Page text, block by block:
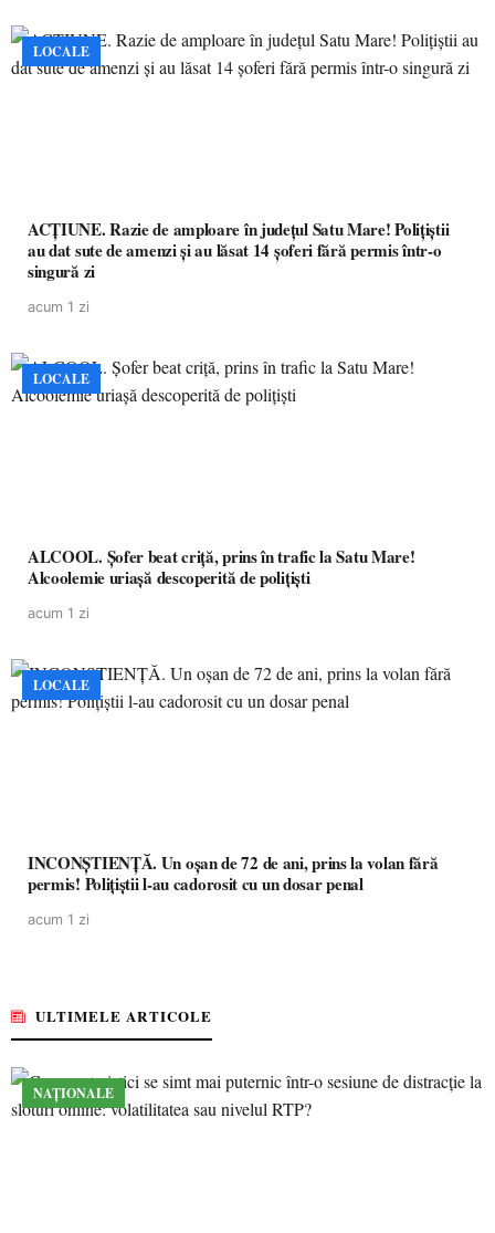
LOCALE
ACȚIUNE. Razie de amploare în județul Satu Mare! Polițiștii
au dat sute de amenzi și au lăsat 14 șoferi fără permis într-o
singură zi
acum 1 zi
LOCALE
ALCOOL. Șofer beat criță, prins în trafic la Satu Mare!
Alcoolemie uriașă descoperită de polițiști
acum 1 zi
LOCALE
INCONȘTIENȚĂ. Un oșan de 72 de ani, prins la volan fără
permis! Polițiștii l-au cadorosit cu un dosar penal
acum 1 zi
ULTIMELE ARTICOLE
NAȚIONALE